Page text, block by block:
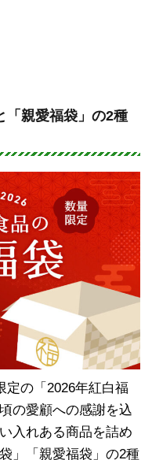
「親愛福袋」の2種
定の「2026年紅白福
の愛顧への感謝を込
入れある商品を詰め
」「親愛福袋」の2種